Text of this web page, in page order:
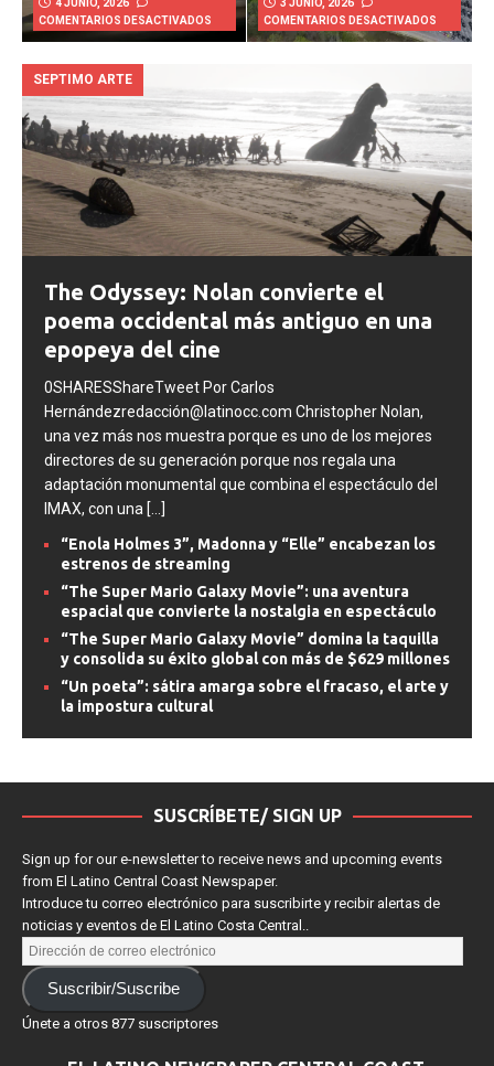
4 JUNIO, 2026
COMENTARIOS DESACTIVADOS
3 JUNIO, 2026
COMENTARIOS DESACTIVADOS
SEPTIMO ARTE
The Odyssey: Nolan convierte el
poema occidental más antiguo en una
epopeya del cine
0SHARESShareTweet Por Carlos
Hernándezredacción@latinocc.com Christopher Nolan,
una vez más nos muestra porque es uno de los mejores
directores de su generación porque nos regala una
adaptación monumental que combina el espectáculo del
IMAX, con una [...]
“Enola Holmes 3”, Madonna y “Elle” encabezan los
estrenos de streaming
“The Super Mario Galaxy Movie”: una aventura
espacial que convierte la nostalgia en espectáculo
“The Super Mario Galaxy Movie” domina la taquilla
y consolida su éxito global con más de $629 millones
“Un poeta”: sátira amarga sobre el fracaso, el arte y
la impostura cultural
SUSCRÍBETE/ SIGN UP
Sign up for our e-newsletter to receive news and upcoming events
from El Latino Central Coast Newspaper.
Introduce tu correo electrónico para suscribirte y recibir alertas de
noticias y eventos de El Latino Costa Central..